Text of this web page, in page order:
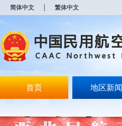
简体中文 繁体中文
首页 地区新闻
开
无
障
说
明
Alt